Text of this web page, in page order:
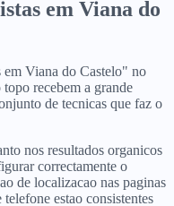
em Viana do
em Viana do Castelo" no
recebem a grande
de tecnicas que faz o
nos resultados organicos
correctamente o
de localizacao nas paginas
estao consistentes